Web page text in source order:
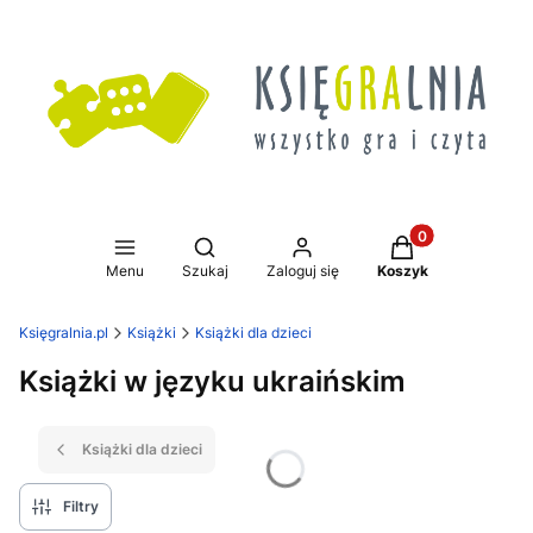
Menu
Otwórz wyszukiwarkę
Szukaj Zaloguj się
Produkty w
Koszyk
Księgralnia.pl Książki Książki dla dzieci
Książki w języku ukraińskim
Książki dla dzieci
Filtry